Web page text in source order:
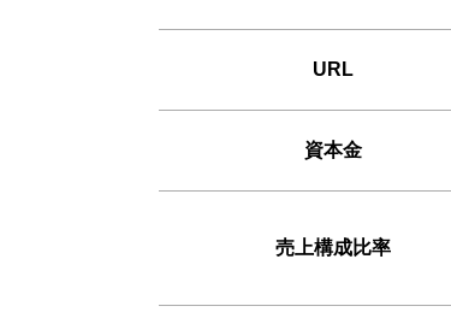
URL
資本金
売上構成比率